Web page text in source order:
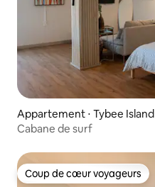
Appartement ⋅ Tybee Island
Cabane de surf
Coup de cœur voyageurs
Coup de cœur voyageurs